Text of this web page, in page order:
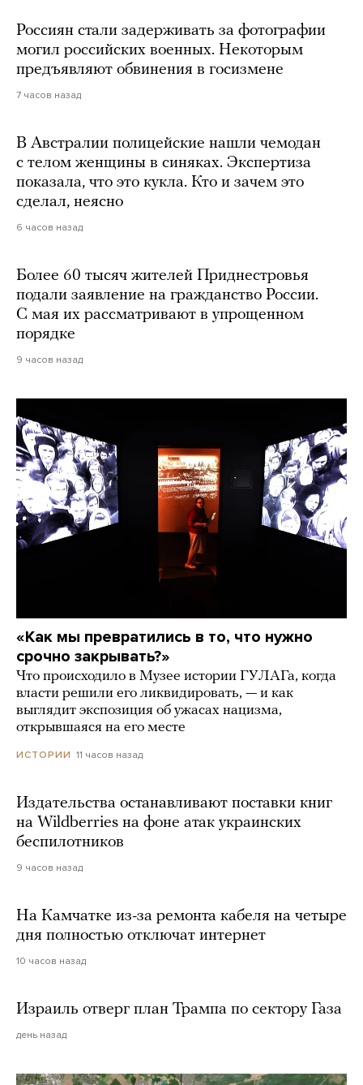
Россиян стали задерживать за фотографии
могил российских военных. Некоторым
предъявляют обвинения в госизмене
7 часов назад
В Австралии полицейские нашли чемодан
с телом женщины в синяках. Экспертиза
показала, что это кукла. Кто и зачем это
сделал, неясно
6 часов назад
Более 60 тысяч жителей Приднестровья
подали заявление на гражданство России.
С мая их рассматривают в упрощенном
порядке
9 часов назад
«Как мы превратились в то, что нужно
срочно закрывать?»
Что происходило в Музее истории ГУЛАГа, когда
власти решили его ликвидировать, — и как
выглядит экспозиция об ужасах нацизма,
открывшаяся на его месте
ИСТОРИИ 11 часов назад
Издательства останавливают поставки книг
на Wildberries на фоне атак украинских
беспилотников
9 часов назад
На Камчатке из-за ремонта кабеля на четыре
дня полностью отключат интернет
10 часов назад
Израиль отверг план Трампа по сектору Газа
день назад